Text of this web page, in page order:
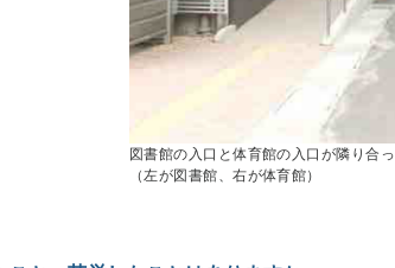
図書館の入口と体育館の入口が隣り合
（左が図書館、右が体育館）